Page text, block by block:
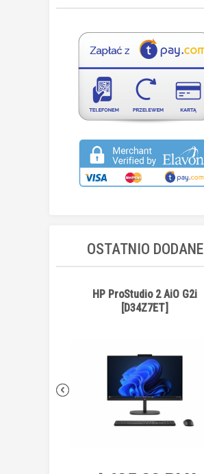
OSTATNIO DODANE
HP ProStudio 2 AiO G2i
[D34Z7ET]